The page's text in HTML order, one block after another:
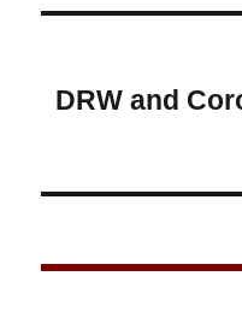
(English) DRW